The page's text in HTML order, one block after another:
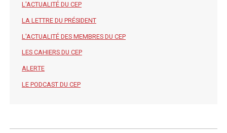
L'ACTUALITÉ DU CEP
LA LETTRE DU PRÉSIDENT
L'ACTUALITÉ DES MEMBRES DU CEP
LES CAHIERS DU CEP
ALERTE
LE PODCAST DU CEP